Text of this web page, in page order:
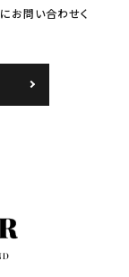
お問い合わせく